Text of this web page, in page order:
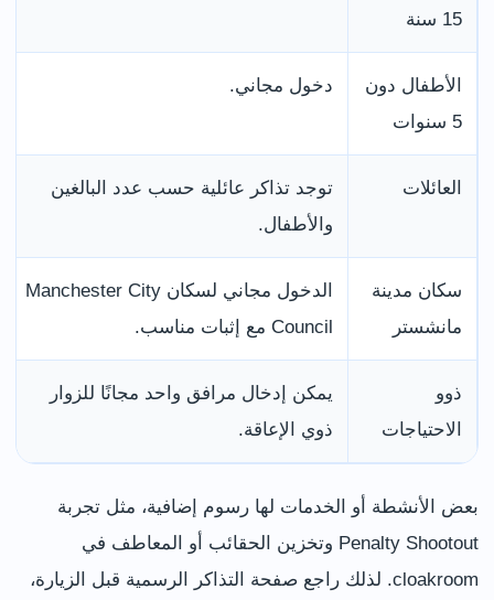
15 سنة
الأطفال دون
5 سنوات
دخول مجاني.
العائلات
توجد تذاكر عائلية حسب عدد البالغين
والأطفال.
سكان مدينة
مانشستر
الدخول مجاني لسكان Manchester City
Council مع إثبات مناسب.
ذوو
الاحتياجات
يمكن إدخال مرافق واحد مجانًا للزوار
ذوي الإعاقة.
بعض الأنشطة أو الخدمات لها رسوم إضافية، مثل تجربة
Penalty Shootout وتخزين الحقائب أو المعاطف في
cloakroom. لذلك راجع صفحة التذاكر الرسمية قبل الزيارة،